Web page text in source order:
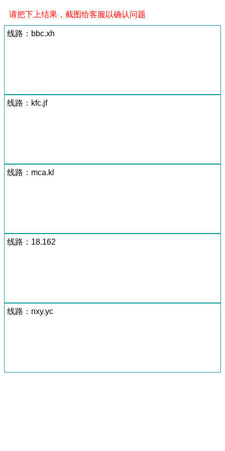
请把下上结果，截图给客服以确认问题
线路：bbc.xh
线路：kfc.jf
线路：mca.kl
线路：18.162
线路：nxy.yc